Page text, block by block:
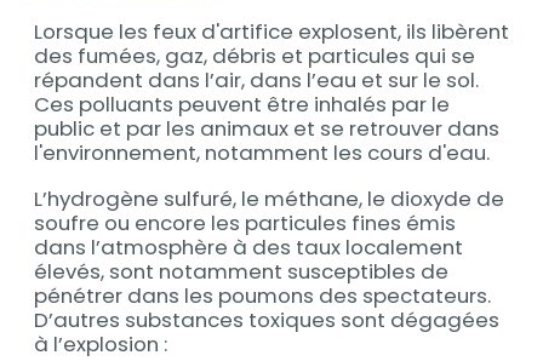
Lorsque les feux d'artifice explosent, ils libèrent
des fumées, gaz, débris et particules qui se
répandent dans l’air, dans l’eau et sur le sol.
Ces polluants peuvent être inhalés par le
public et par les animaux et se retrouver dans
l'environnement, notamment les cours d'eau.
L’hydrogène sulfuré, le méthane, le dioxyde de
soufre ou encore les particules fines émis
dans l’atmosphère à des taux localement
élevés, sont notamment susceptibles de
pénétrer dans les poumons des spectateurs.
D’autres substances toxiques sont dégagées
à l’explosion :